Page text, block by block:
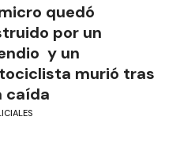
quedó
por un
y un
murió tras
caída